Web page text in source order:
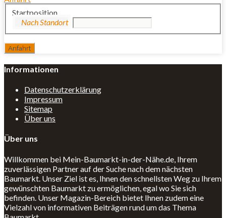
Startposition
Informationen
Datenschutzerklärung
Impressum
Sitemap
Über uns
Über uns
Willkommen bei Mein-Baumarkt-in-der-Nähe.de, Ihrem
zuverlässigen Partner auf der Suche nach dem nächsten
Baumarkt. Unser Ziel ist es, Ihnen den schnellsten Weg zu Ihrem
gewünschten Baumarkt zu ermöglichen, egal wo Sie sich
befinden. Unser Magazin-Bereich bietet Ihnen zudem eine
Vielzahl von informativen Beiträgen rund um das Thema